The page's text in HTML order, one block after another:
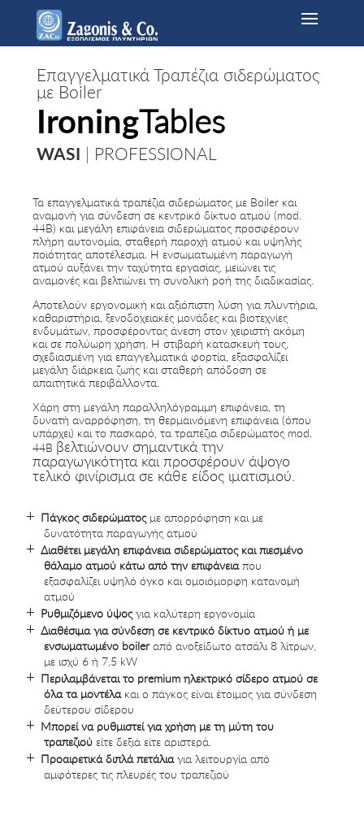
Επαγγελματικά Τραπέζια σιδερώματος
με Boiler
IroningTables
WASI | PROFESSIONAL
Τα επαγγελματικά τραπέζια σιδερώματος με Boiler και
αναμονή για σύνδεση σε κεντρικό δίκτυο ατμού (mod.
44B) και μεγάλη επιφάνεια σιδερώματος προσφέρουν
πλήρη αυτονομία, σταθερή παροχή ατμού και υψηλής
ποιότητας αποτέλεσμα. Η ενσωματωμένη παραγωγή
ατμού αυξάνει την ταχύτητα εργασίας, μειώνει τις
αναμονές και βελτιώνει τη συνολική ροή της διαδικασίας.
Αποτελούν εργονομική και αξιόπιστη λύση για πλυντήρια,
καθαριστήρια, ξενοδοχειακές μονάδες και βιοτεχνίες
ενδυμάτων, προσφέροντας άνεση στον χειριστή ακόμη
και σε πολύωρη χρήση. Η στιβαρή κατασκευή τους,
σχεδιασμένη για επαγγελματικά φορτία, εξασφαλίζει
μεγάλη διάρκεια ζωής και σταθερή απόδοση σε
απαιτητικά περιβάλλοντα.
Χάρη στη μεγάλη παραλληλόγραμμη επιφάνεια, τη
δυνατή αναρρόφηση, τη θερμαινόμενη επιφάνεια (όπου
υπάρχει) και το πασκαρό, τα τραπέζια σιδερώματος mod.
44B βελτιώνουν σημαντικά την
παραγωγικότητα και προσφέρουν άψογο
τελικό φινίρισμα σε κάθε είδος ιματισμού.
Πάγκος σιδερώματος με απορρόφηση και με
δυνατότητα παραγωγής ατμού
Διαθέτει μεγάλη επιφάνεια σιδερώματος και πιεσμένο
θάλαμο ατμού κάτω από την επιφάνεια που
εξασφαλίζει υψηλό όγκο και ομοιόμορφη κατανομή
ατμού
Ρυθμιζόμενο ύψοςγια καλύτερη εργονομία
Διαθέσιμα για σύνδεση σε κεντρικό δίκτυο ατμού ή με
ενσωματωμένο boiler από ανοξείδωτο ατσάλι 8 λίτρων,
με ισχύ 6 ή 7,5 kW
Περιλαμβάνεται το premium ηλεκτρικό σίδερο ατμού σε
όλα τα μοντέλα και ο πάγκος είναι έτοιμος για σύνδεση
δεύτερου σίδερου
Μπορεί να ρυθμιστεί για χρήση με τη μύτη του
τραπεζιούείτε δεξιά είτε αριστερά
Προαιρετικά διπλά πετάλιαγια λειτουργία από
αμφότερες τις πλευρές του τραπεζιού